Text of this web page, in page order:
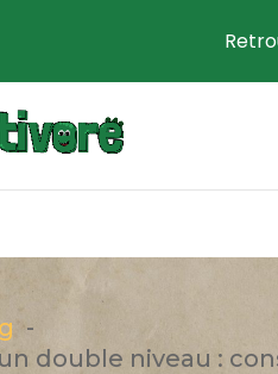
double niveau :